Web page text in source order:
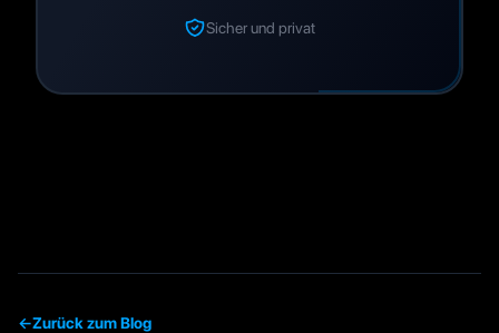
Sicher und privat
←Zurück zum Blog